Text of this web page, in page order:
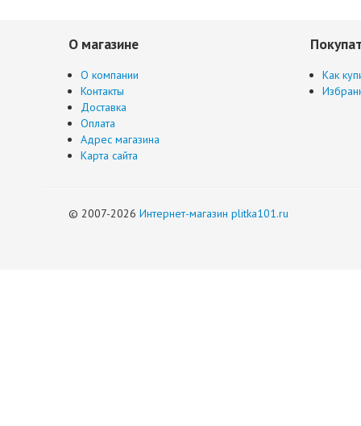
О магазине
О компании
Контакты
Доставка
Оплата
Адрес магазина
Карта сайта
Как
© 2007-2026 Интернет-магазин plitka101.ru